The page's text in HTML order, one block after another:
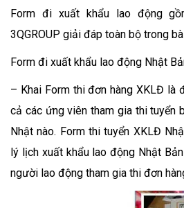
Form đi xuất khẩu lao động
3QGROUP giải đáp toàn bộ trong
Form đi xuất khẩu lao động Nhật
– Khai Form thi đơn hàng XKLĐ là
cả các ứng viên tham gia thi tuyển
Nhật nào. Form thi tuyển XKLĐ
lý lịch xuất khẩu lao động Nhật
người lao động tham gia thi đơn